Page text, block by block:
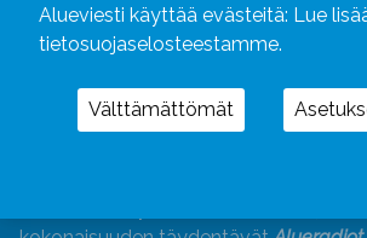
Alueviesti käyttää evästeitä: Lue
tietosuojaselosteestamme.
Välttämättömät